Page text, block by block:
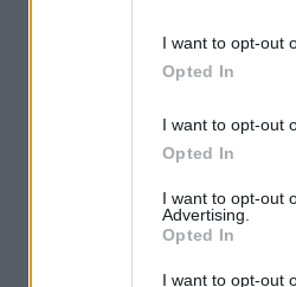
I want to opt-out
Opted In
I want to opt-out
Opted In
I want to opt-out
Advertising.
Opted In
I want to opt-out